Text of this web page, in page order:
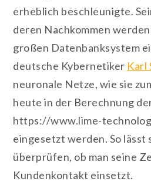
erheblich beschleunigte.
deren Nachkommen
großen Datenbanksystem
deutsche Kybernetiker Karl
neuronale Netze, wie sie
heute in der Berechnung
https://www.lime-
eingesetzt werden. So lässt
überprüfen, ob man seine
Kundenkontakt einsetzt.